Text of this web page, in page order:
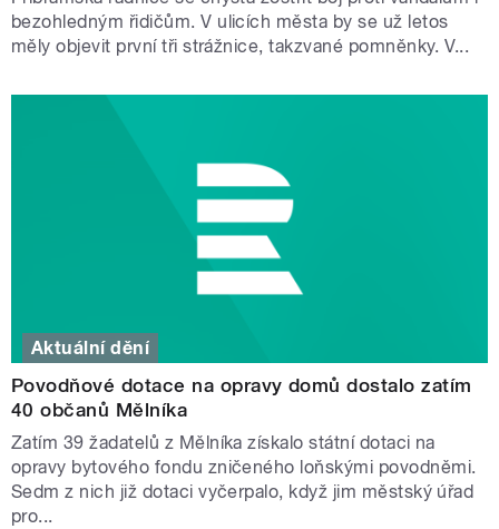
bezohledným řidičům. V ulicích města by se už letos
měly objevit první tři strážnice, takzvané pomněnky. V...
Aktuální dění
Povodňové dotace na opravy domů dostalo zatím
40 občanů Mělníka
Zatím 39 žadatelů z Mělníka získalo státní dotaci na
opravy bytového fondu zničeného loňskými povodněmi.
Sedm z nich již dotaci vyčerpalo, když jim městský úřad
pro...